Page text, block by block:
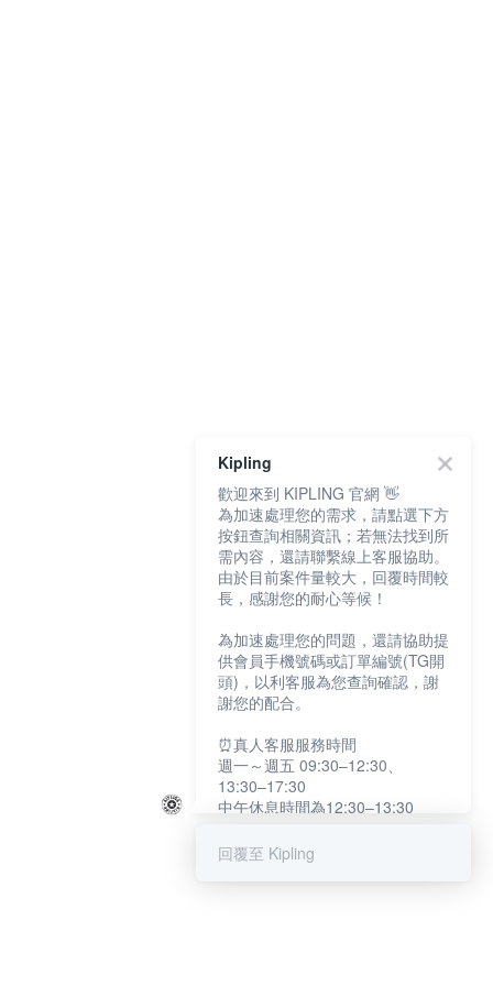
Kipling
歡迎來到 KIPLING 官網 👋
為加速處理您的需求，請點選下方
按鈕查詢相關資訊；若無法找到所
需內容，還請聯繫線上客服協助。
由於目前案件量較大，回覆時間較
長，感謝您的耐心等候！
為加速處理您的問題，還請協助提
供會員手機號碼或訂單編號(TG開
頭)，以利客服為您查詢確認，謝
謝您的配合。
⏰真人客服服務時間
週一～週五 09:30–12:30、
13:30–17:30
中午休息時間為12:30–13:30
提醒您：系統會自動已讀訊息，如
回覆至 Kipling